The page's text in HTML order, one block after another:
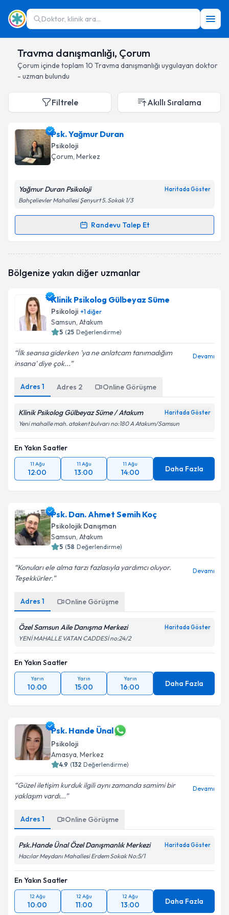
Doktor, klinik ara...
Travma danışmanlığı, Çorum
Çorum içinde toplam 10 Travma danışmanlığı uygulayan doktor
- uzman bulundu
Filtrele Akıllı Sıralama
Psk. Yağmur Duran
Psikoloji
Çorum, Merkez
Yağmur Duran Psikoloji Haritada Göster
Bahçelievler Mahallesi Şenyurt 5. Sokak 1/3
Randevu Talep Et
Randevu Takvimi Talebi
oluşturun. Size bu uzmandan randevu almanız için bir
E-posta Adresiniz
Kişisel verilerimin işlenmesine ilişkinAydınlatma
Metni'ni okudum ve kişisel verilerimin belirtilen
Takvim Talebini Gönder
Bölgenize yakın diğer uzmanlar
Klinik Psikolog Gülbeyaz Süme
Psikoloji +1diğer
Samsun, Atakum
5 (25 Değerlendirme)
İlk seansa giderken 'ya ne anlatcam tanımadığım
insana' diye çok...
Devamı
Adres 1 Adres 2 Online Görüşme
Klinik Psikolog Gülbeyaz Süme / Atakum Haritada Göster
Yeni mahalle mah. atakent bulvarı no:180 A Atakum/Samsun
En Yakın Saatler
11 Ağu
12:00
11 Ağu
13:00
11 Ağu
14:00 Daha Fazla
Psk. Dan. Ahmet Semih Koç
Psikolojik Danışman
Samsun, Atakum
5 (58 Değerlendirme)
Konuları ele alma tarzı fazlasıyla yardımcı oluyor.
Teşekkürler.
Devamı
Adres 1 Online Görüşme
Özel Samsun Aile Danışma Merkezi Haritada Göster
YENİ MAHALLE VATAN CADDESİ no:24/2
En Yakın Saatler
Yarın
10:00
Yarın
15:00
Yarın
16:00 Daha Fazla
Psk. Hande Ünal
Psikoloji
Amasya, Merkez
4.9 (132 Değerlendirme)
Güzel iletişim kurduk ilgili aynı zamanda samimi bir
yaklaşım vardı...
Devamı
Adres 1 Online Görüşme
Psk.Hande Ünal Özel Danışmanlık Merkezi Haritada Göster
Hacılar Meydanı Mahallesi Erdem Sokak No:5/1
En Yakın Saatler
12 Ağu
10:00
12 Ağu
11:00
12 Ağu
13:00 Daha Fazla